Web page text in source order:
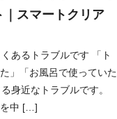
スマートクリア
あるトラブルです 「ト
」「お風呂で使っていた
身近なトラブルです。
を中 […]